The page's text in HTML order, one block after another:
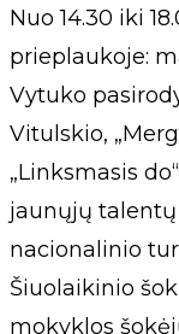
Nuo 14.30 iki
prieplaukoje:
Vytuko
Vitulskio,
„Linksmasis
jaunųjų talentų
nacionalinio
Šiuolaikinio
mokyklos